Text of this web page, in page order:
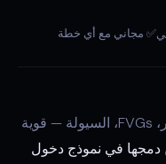
✅ مجاني مع أي خطة
مفاهيم SMC الفردية — بلوكات الأوامر، FVGs، السيولة — قوية
دمجها في نموذج دخول